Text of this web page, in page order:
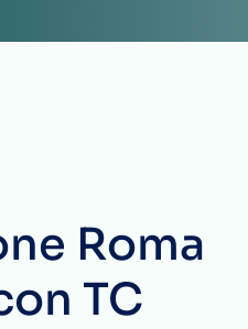
Roma
TC